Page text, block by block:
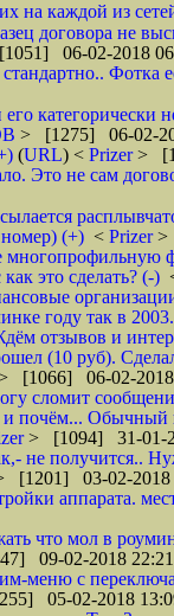
на каждой из
договора не
06-02-2018
категорически
> [1275] 06-02-
(URL) < Prizer>
Это не сам
(+) < Prizer>
это сделать? (-)
году так в
отзывов и
(10 руб).
[1066] 06-02-2018
сломит
и почём...
> [1094] 31-01-
не получится..
[1201] 03-02-2018
аппарата.
что мол в
09-02-2018 22:21
меню с
05-02-2018